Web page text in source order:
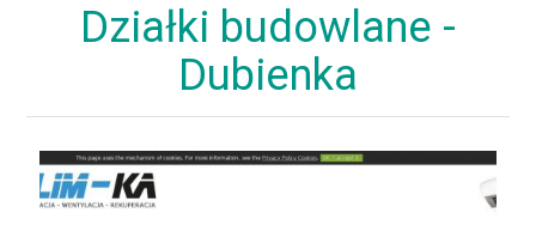
Działki budowlane -
Dubienka